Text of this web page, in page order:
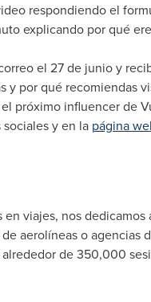
respondiendo el
explicando por qué
el 27 de junio y
y por qué recomiendas
próximo influencer de
y en la página
viajes, nos
aerolíneas o
de 350,000